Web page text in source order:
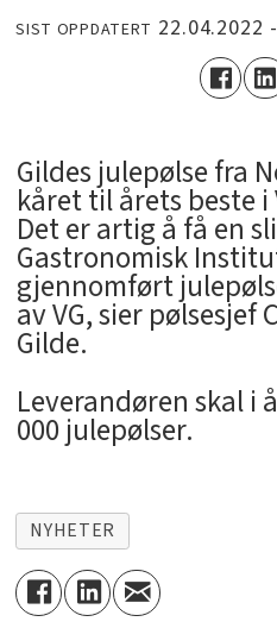
SIST OPPDATERT 22.04.2022
Gildes julepølse fra
kåret til årets beste i
Det er artig å få en
Gastronomisk
gjennomført
av VG, sier
Gilde.
Leverandøren skal i
000 julepølser.
NYHETER